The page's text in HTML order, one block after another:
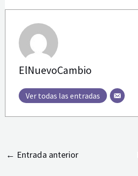
ElNuevoCambio
Ver todas las entradas
← Entrada anterior